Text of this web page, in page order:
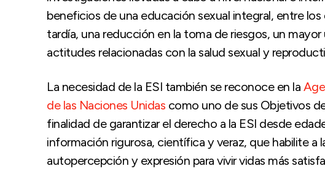
beneficios de una educación sexual integral, entre
tardía, una reducción en la toma de riesgos, un
actitudes relacionadas con la salud sexual y
La necesidad de la ESI también se reconoce en la
de las Naciones Unidas como uno de sus Objetivos
finalidad de garantizar el derecho a la ESI desde
información rigurosa, científica y veraz, que habilite a
autopercepción y expresión para vivir vidas más